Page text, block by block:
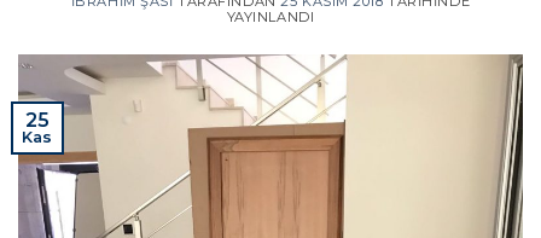
YAYINLANDI
25
Kas